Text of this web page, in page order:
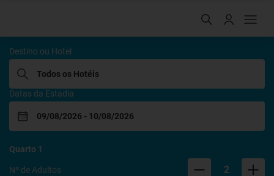
Destino ou Hotel
Datas da Estadia
Quarto 1
Nº de Adultos 2